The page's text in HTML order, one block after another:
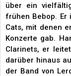
über ein
frühen Bebop. Er
Cats, mit denen
Konzerte gab.
Clarinets, er
darüber hinaus
der Band von